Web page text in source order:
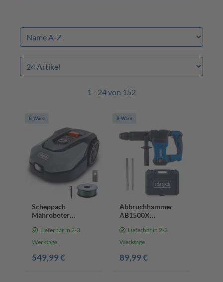
1 - 24 von 152
B-Ware
Scheppach
Mähroboter
bis zu 900 qm² |
18cm Schnittbreite |
Schnitthöhe | Wifi
Lieferbar in 2-3
Werktage
549,99 €
B-Ware
Abbruchhammer
AB1500X
| 20J Schlagkraft |
18mm SDS-Max |
Spitz- und
Lieferbar in 2-3
Werktage
89,99 €